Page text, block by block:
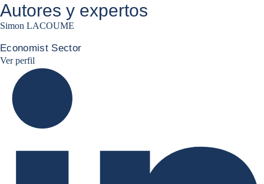
Autores y expertos
Simon LACOUME
Economist Sector
Ver perfil